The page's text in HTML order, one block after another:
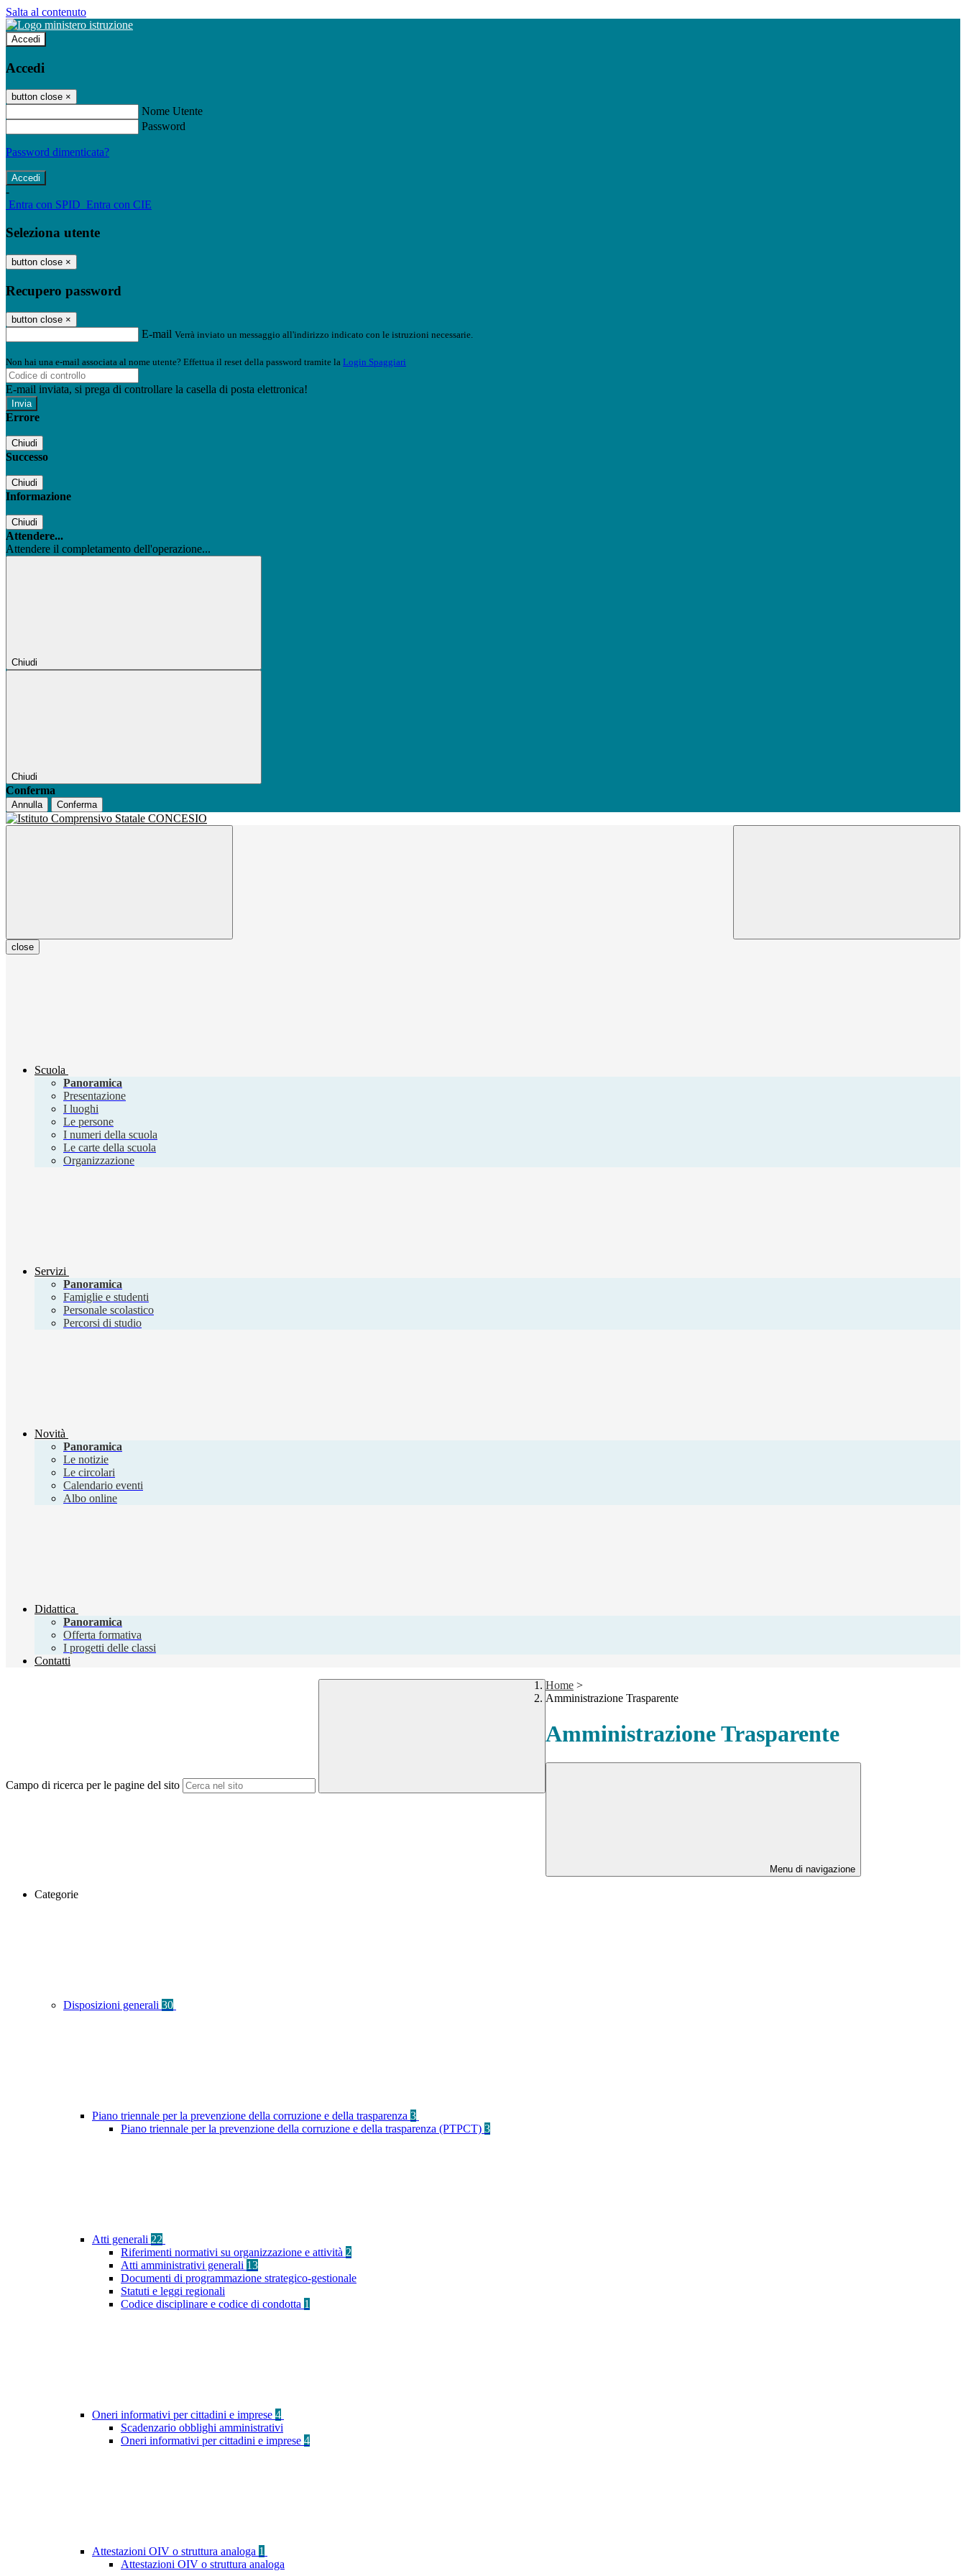
Salta al contenuto
Accedi
Accedi
button close ×
Nome Utente
Password
Password dimenticata?
-
Entra con SPID Entra con CIE
Seleziona utente
button close ×
Recupero password
button close ×
E-mail Verrà inviato un messaggio all'indirizzo indicato con le istruzioni necessarie.
Non hai una e-mail associata al nome utente? Effettua il reset della password tramite la Login Spaggiari
E-mail inviata, si prega di controllare la casella di posta elettronica!
Errore
Chiudi
Successo
Chiudi
Informazione
Chiudi
Attendere...
Attendere il completamento dell'operazione...
Chiudi
Chiudi
Conferma
Annulla Conferma
close
Scuola
Panoramica
Presentazione
I luoghi
Le persone
I numeri della scuola
Le carte della scuola
Organizzazione
Servizi
Panoramica
Famiglie e studenti
Personale scolastico
Percorsi di studio
Novità
Panoramica
Le notizie
Le circolari
Calendario eventi
Albo online
Didattica
Panoramica
Offerta formativa
I progetti delle classi
Contatti
Campo di ricerca per le pagine del sito
Home >
Amministrazione Trasparente
Amministrazione Trasparente
Menu di navigazione
Categorie
Disposizioni generali 30
Piano triennale per la prevenzione della corruzione e della trasparenza 3
Piano triennale per la prevenzione della corruzione e della trasparenza (PTPCT) 3
Atti generali 22
Riferimenti normativi su organizzazione e attività 2
Atti amministrativi generali 13
Documenti di programmazione strategico-gestionale
Statuti e leggi regionali
Codice disciplinare e codice di condotta 1
Oneri informativi per cittadini e imprese 4
Scadenzario obblighi amministrativi
Oneri informativi per cittadini e imprese 4
Attestazioni OIV o struttura analoga 1
Attestazioni OIV o struttura analoga